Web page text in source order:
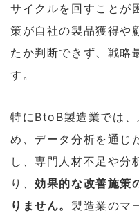
サイクルを回すことが
策が自社の製品獲得や
たか判断できず、戦略
す。
特にBtoB製造業では
め、データ分析を通じ
し、専門人材不足や分
り、効果的な改善施策
りません。 製造業のマ